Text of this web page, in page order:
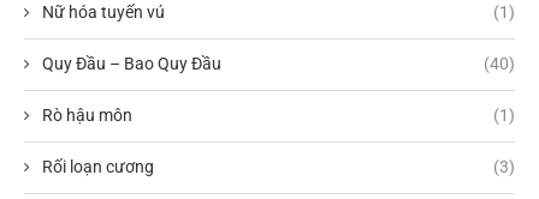
Nữ hóa tuyến vú (1)
Quy Đầu – Bao Quy Đầu (40)
Rò hậu môn (1)
Rối loạn cương (3)